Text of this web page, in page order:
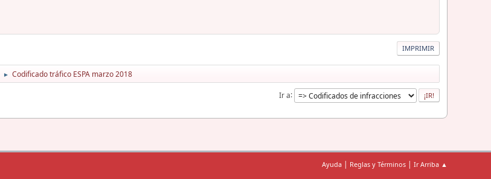
IMPRIMIR
► Codificado tráfico ESPA marzo 2018
Ir a
Ayuda | Reglas y Términos | Ir Arriba ▲